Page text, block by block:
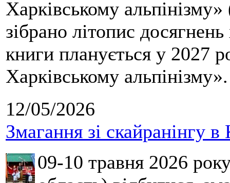
Харківському
зібрано літопис
книги планується у 2027
Харківському альпінізму».
12/05/2026
Змагання зі скайранінгу в
09-10 травня 2026